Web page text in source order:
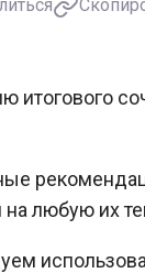
итогового
на любую их